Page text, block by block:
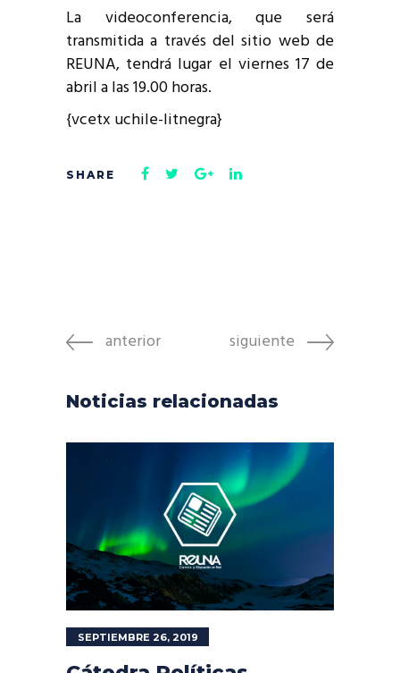
La videoconferencia, que será
transmitida a través del sitio web de
REUNA, tendrá lugar el viernes 17 de
abril a las 19.00 horas.
{vcetx uchile-litnegra}
anterior siguiente
Noticias relacionadas
SEPTIEMBRE 26, 2019